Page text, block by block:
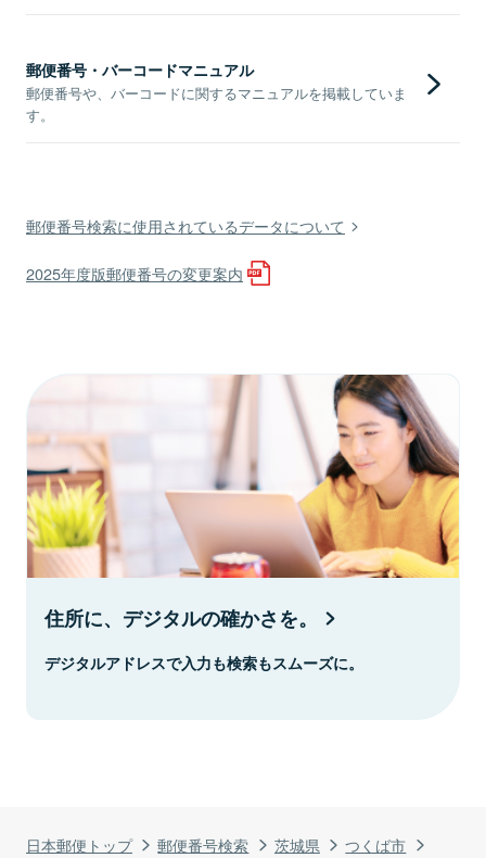
日本郵便トップ 郵便番号検索 茨城県
つくば市
郵便番号・バーコードマニュアル
郵便番号や、バーコードに関するマニュアルを掲載していま
す。
郵便番号検索に使用されているデータについて
2025年度版郵便番号の変更案内
住所に、デジタルの確かさを。
デジタルアドレスで入力も検索もスムーズに。